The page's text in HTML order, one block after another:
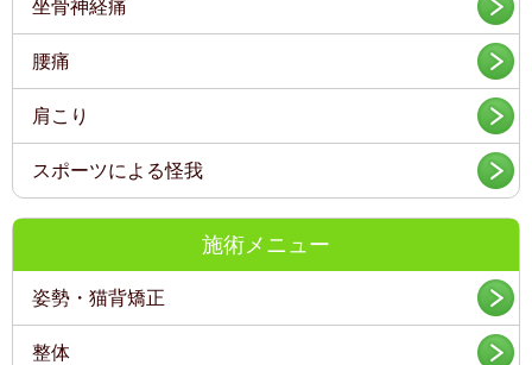
坐骨神経痛
腰痛
肩こり
スポーツによる怪我
施術メニュー
姿勢・猫背矯正
整体